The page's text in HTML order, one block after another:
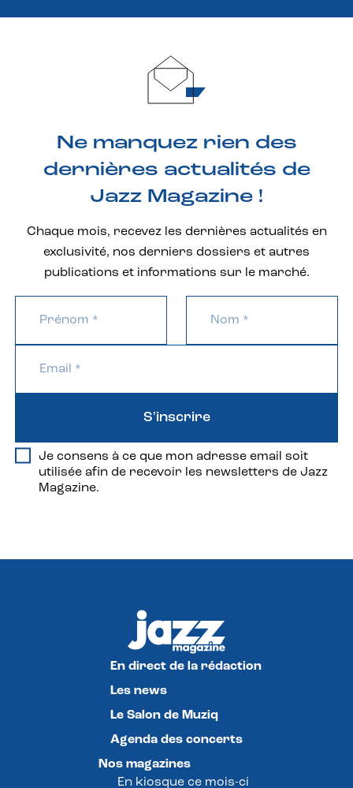
Ne manquez rien des
dernières actualités de
Jazz Magazine !
Chaque mois, recevez les dernières actualités en
exclusivité, nos derniers dossiers et autres
publications et informations sur le marché.
Je consens à ce que mon adresse email soit
utilisée afin de recevoir les newsletters de Jazz
Magazine.
S'inscrire
En direct de la rédaction
Les news
Le Salon de Muziq
Agenda des concerts
Nos magazines
En kiosque ce mois-ci